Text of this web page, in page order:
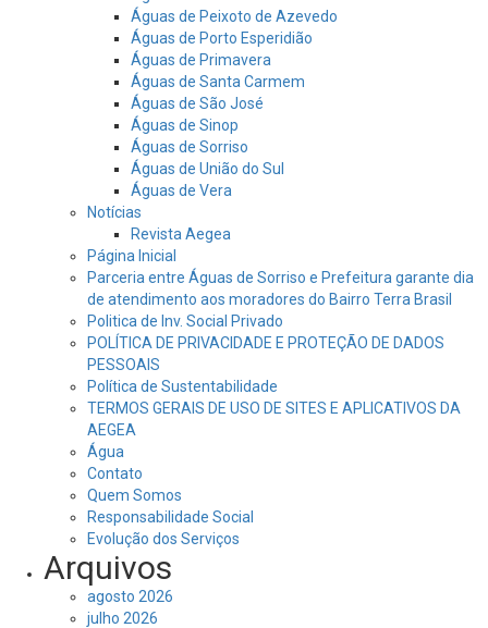
Águas de Peixoto de Azevedo
Águas de Porto Esperidião
Águas de Primavera
Águas de Santa Carmem
Águas de São José
Águas de Sinop
Águas de Sorriso
Águas de União do Sul
Águas de Vera
Notícias
Revista Aegea
Página Inicial
Parceria entre Águas de Sorriso e Prefeitura garante dia
de atendimento aos moradores do Bairro Terra Brasil
Politica de Inv. Social Privado
POLÍTICA DE PRIVACIDADE E PROTEÇÃO DE DADOS
PESSOAIS
Política de Sustentabilidade
TERMOS GERAIS DE USO DE SITES E APLICATIVOS DA
AEGEA
Água
Contato
Quem Somos
Responsabilidade Social
Evolução dos Serviços
Arquivos
agosto 2026
julho 2026